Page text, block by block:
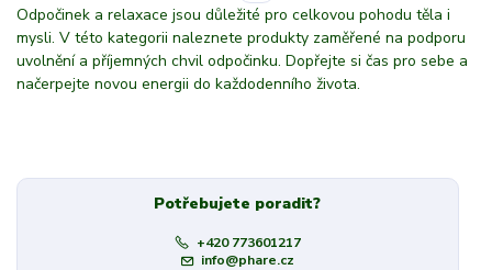
Odpočinek a relaxace jsou důležité pro celkovou pohodu těla i
mysli. V této kategorii naleznete produkty zaměřené na podporu
uvolnění a příjemných chvil odpočinku. Dopřejte si čas pro sebe a
načerpejte novou energii do každodenního života.
Potřebujete poradit?
+420 773601217
info@phare.cz